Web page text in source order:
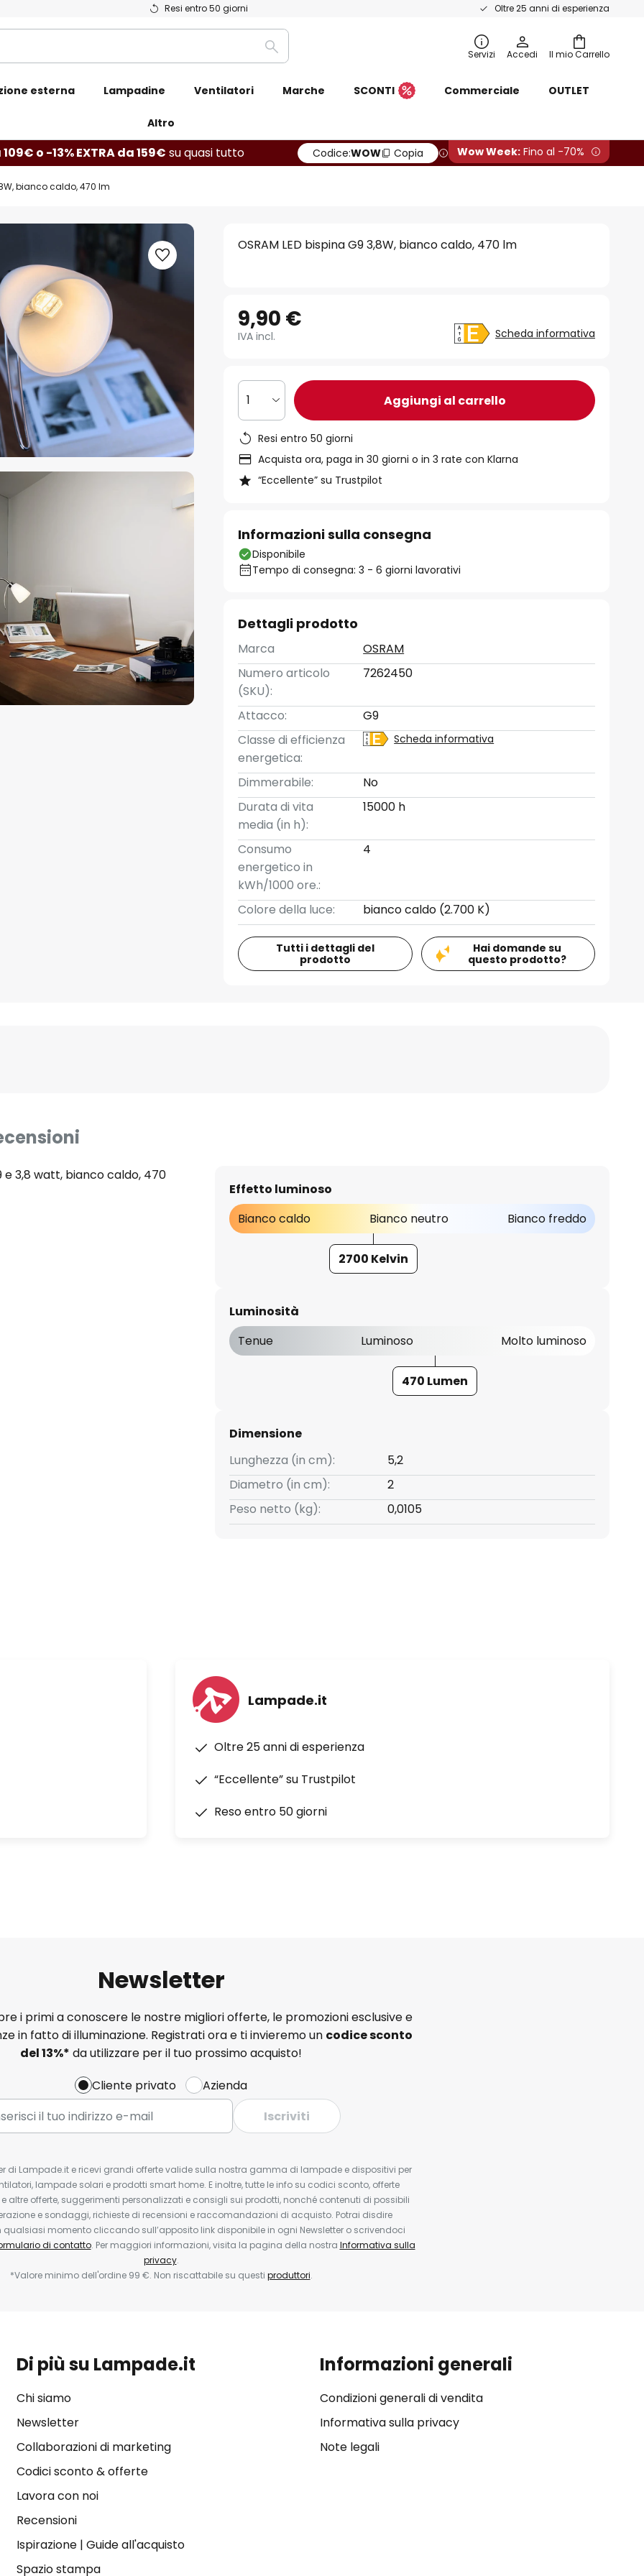
Resi entro 50 giorni Oltre 25 anni di esperienza
Il mio Carrello
Ricerca Servizi Accedi
esterna Lampadine Ventilatori Marche SCONTI Commerciale OUTLET
Altro
109€ o -13% EXTRA da 159€ su quasi tutto Codice:WOW Copia Wow Week: Fino al -70%
bianco caldo, 470 lm
OSRAM LED bispina G9 3,8W, bianco caldo, 470 lm
9,90 €
IVA incl. Scheda informativa
1 Aggiungi al carrello
Resi entro 50 giorni
Acquista ora, paga in 30 giorni o in 3 rate con Klarna
“Eccellente” su Trustpilot
Informazioni sulla consegna
Disponibile
Tempo di consegna: 3 - 6 giorni lavorativi
Dettagli prodotto
Marca
OSRAM
Numero articolo
(SKU):
7262450
Attacco:
G9
Classe di efficienza
energetica:
Scheda informativa
Dimmerabile:
No
Durata di vita
media (in h):
15000 h
Consumo
energetico in
kWh/1000 ore.:
4
Colore della luce: bianco caldo (2.700 K)
Tutti i dettagli del
prodotto
Hai domande su
questo prodotto?
e 3,8 watt, bianco caldo, 470
Effetto luminoso
Bianco caldo
Bianco neutro Bianco freddo
2700 Kelvin
Luminosità
Tenue
Luminoso Molto luminoso
470 Lumen
Dimensione
Lunghezza (in cm):
5,2
Diametro (in cm):
2
Peso netto (kg):
0,0105
Lampade.it
Oltre 25 anni di esperienza
“Eccellente” su Trustpilot
Reso entro 50 giorni
Newsletter
i primi a conoscere le nostre migliori offerte, le promozioni esclusive e
in fatto di illuminazione. Registrati ora e ti invieremo un codice sconto
del13%* da utilizzare per il tuo prossimo acquisto!
Cliente privato
Azienda
Iscriviti
di Lampade.it e ricevi grandi offerte valide sulla nostra gamma di lampade e dispositivi per
lampade solari e prodotti smart home. E inoltre, tutte le info su codici sconto, offerte
altre offerte, suggerimenti personalizzati e consigli sui prodotti, nonché contenuti di possibili
e sondaggi, richieste di recensioni e raccomandazioni di acquisto. Potrai disdire
momento cliccando sull’apposito link disponibile in ogni Newsletter o scrivendoci
di contatto. Per maggiori informazioni, visita la pagina della nostra Informativa sulla
privacy.
*Valore minimo dell'ordine 99 €. Non riscattabile su questi produttori.
Di più su Lampade.it
Chi siamo
Newsletter
Collaborazioni di marketing
Codici sconto & offerte
Lavora con noi
Recensioni
Ispirazione| Guide all'acquisto
Spazio stampa
Informazioni generali
Condizioni generali di vendita
Informativa sulla privacy
Note legali